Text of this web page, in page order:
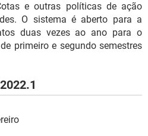
e outras políticas de ação
O sistema é aberto para a
duas vezes ao ano para o
primeiro e segundo semestres